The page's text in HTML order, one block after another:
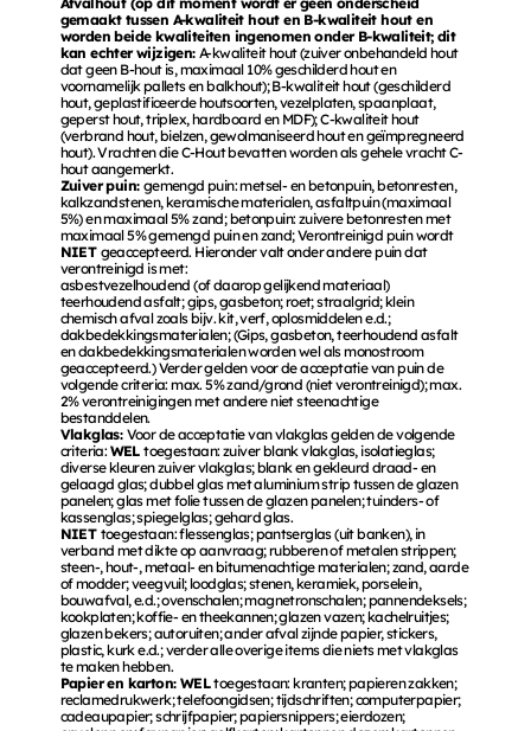
gemaakt tussen A-kwaliteit hout en B-kwaliteit hout en
worden beide kwaliteiten ingenomen onder B-kwaliteit; dit
kan echter wijzigen: A-kwaliteit hout (zuiver onbehandeld hout
dat geen B-hout is, maximaal 10% geschilderd hout en
voornamelijk pallets en balkhout); B-kwaliteit hout (geschilderd
hout, geplastificeerde houtsoorten, vezelplaten, spaanplaat,
geperst hout, triplex, hardboard en MDF); C-kwaliteit hout
(verbrand hout, bielzen, gewolmaniseerd hout en geïmpregneerd
hout). Vrachten die C-Hout bevatten worden als gehele vracht C-
hout aangemerkt.
Zuiver puin: gemengd puin: metsel- en betonpuin, betonresten,
kalkzandstenen, keramische materialen, asfaltpuin (maximaal
5%) en maximaal 5% zand; betonpuin: zuivere betonresten met
maximaal 5% gemengd puin en zand; Verontreinigd puin wordt
NIET geaccepteerd. Hieronder valt onder andere puin dat
verontreinigd is met:
asbestvezelhoudend (of daarop gelijkend materiaal)
teerhoudend asfalt; gips, gasbeton; roet; straalgrid; klein
chemisch afval zoals bijv. kit, verf, oplosmiddelen e.d.;
dakbedekkingsmaterialen; (Gips, gasbeton, teerhoudend asfalt
en dakbedekkingsmaterialen worden wel als monostroom
geaccepteerd.) Verder gelden voor de acceptatie van puin de
volgende criteria: max. 5% zand/grond (niet verontreinigd); max.
2% verontreinigingen met andere niet steenachtige
bestanddelen.
Vlakglas: Voor de acceptatie van vlakglas gelden de volgende
criteria: WEL toegestaan: zuiver blank vlakglas, isolatieglas;
diverse kleuren zuiver vlakglas; blank en gekleurd draad- en
gelaagd glas; dubbel glas met aluminium strip tussen de glazen
panelen; glas met folie tussen de glazen panelen; tuinders- of
kassenglas; spiegelglas; gehard glas.
NIET toegestaan: flessenglas; pantserglas (uit banken), in
verband met dikte op aanvraag; rubberen of metalen strippen;
steen-, hout-, metaal- en bitumenachtige materialen; zand, aarde
of modder; veegvuil; loodglas; stenen, keramiek, porselein,
bouwafval, e.d.; ovenschalen; magnetronschalen; pannendeksels;
kookplaten; koffie- en theekannen; glazen vazen; kachelruitjes;
glazen bekers; autoruiten; ander afval zijnde papier, stickers,
plastic, kurk e.d.; verder alle overige items die niets met vlakglas
te maken hebben.
Papier en karton: WEL toegestaan: kranten; papieren zakken;
reclamedrukwerk; telefoongidsen; tijdschriften; computerpapier;
cadeaupapier; schrijfpapier; papiersnippers; eierdozen;